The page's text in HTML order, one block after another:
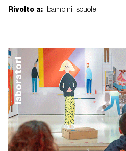
Rivolto a: bambini, scuole
laboratori